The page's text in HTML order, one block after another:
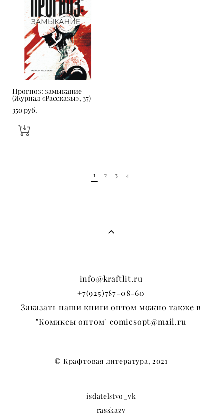
Прогноз: замыкание
(Журнал «Рассказы», 37)
350 pуб.
1 2 3 4
info@kraftlit.ru
+7(925)787-08-60
Заказать наши книги оптом можно также в
"Комиксы оптом" comicsopt@mail.ru
© Крафтовая литература, 2021
isdatelstvo_vk
rasskazy